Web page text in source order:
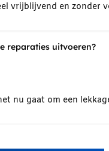
vrijblijvend en
reparaties uitvoeren?
nu gaat om een